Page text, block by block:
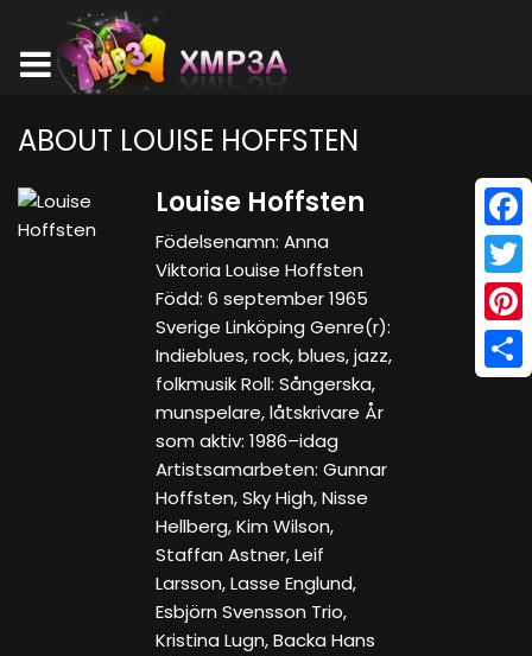
ABOUT LOUISE HOFFSTEN
Louise Hoffsten
Födelsenamn: Anna
Viktoria Louise Hoffsten
Född: 6 september 1965
Sverige Linköping Genre(r):
Indieblues, rock, blues, jazz,
folkmusik Roll: Sångerska,
munspelare, låtskrivare År
som aktiv: 1986–idag
Artistsamarbeten: Gunnar
Hoffsten, Sky High, Nisse
Hellberg, Kim Wilson,
Staffan Astner, Leif
Larsson, Lasse Englund,
Esbjörn Svensson Trio,
Kristina Lugn, Backa Hans